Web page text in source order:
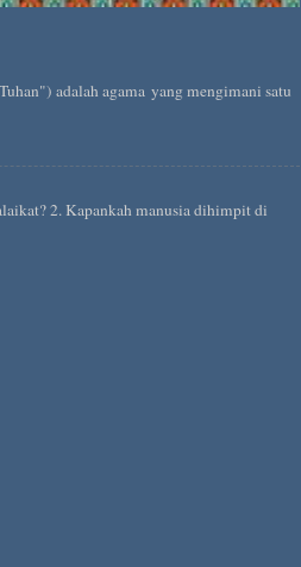
2. Kapankah manusia dihimpit di